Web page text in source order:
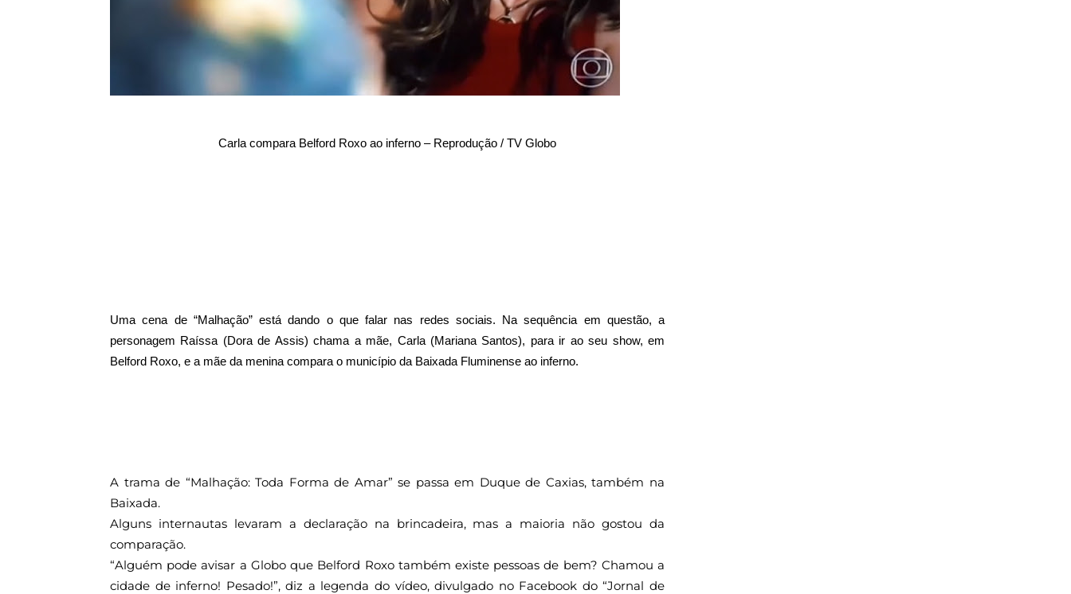
Carla compara Belford Roxo ao inferno – Reprodução / TV Globo
Uma cena de “Malhação” está dando o que falar nas redes sociais. Na sequência em questão, a
personagem Raíssa (Dora de Assis) chama a mãe, Carla (Mariana Santos), para ir ao seu show, em
Belford Roxo, e a mãe da menina compara o município da Baixada Fluminense ao inferno.
A trama de “Malhação: Toda Forma de Amar” se passa em Duque de Caxias, também na
Baixada.
Alguns internautas levaram a declaração na brincadeira, mas a maioria não gostou da
comparação.
“Alguém pode avisar a Globo que Belford Roxo também existe pessoas de bem? Chamou a
cidade de inferno! Pesado!”, diz a legenda do vídeo, divulgado no Facebook do “Jornal de